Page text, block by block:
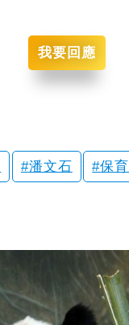
我要回應
潘文石 保育